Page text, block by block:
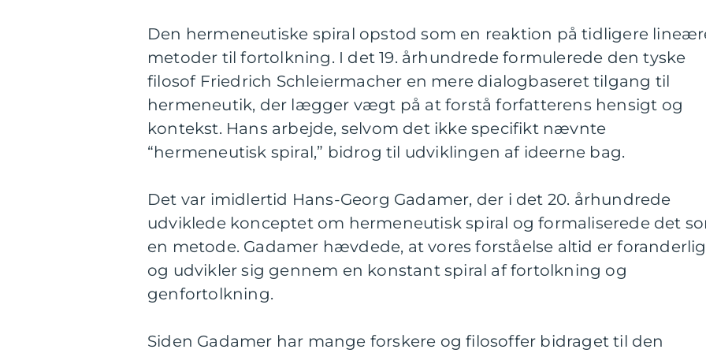
Den hermeneutiske spiral opstod som en reaktion på tidligere
metoder til fortolkning. I det 19. århundrede formulerede den tyske
filosof Friedrich Schleiermacher en mere dialogbaseret tilgang til
hermeneutik, der lægger vægt på at forstå forfatterens hensigt og
kontekst. Hans arbejde, selvom det ikke specifikt nævnte
“hermeneutisk spiral,” bidrog til udviklingen af ideerne bag.
Det var imidlertid Hans-Georg Gadamer, der i det 20. århundrede
udviklede konceptet om hermeneutisk spiral og formaliserede det
en metode. Gadamer hævdede, at vores forståelse altid er foranderlig
og udvikler sig gennem en konstant spiral af fortolkning og
genfortolkning.
Siden Gadamer har mange forskere og filosoffer bidraget til den